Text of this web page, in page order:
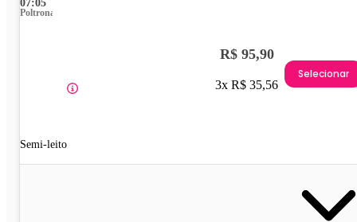
07:05
Poltrona
Semi-leito
R$ 95,90
3x R$ 35,56
Selecionar